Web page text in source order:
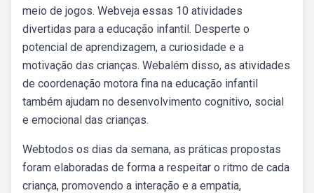
meio de jogos. Webveja essas 10 atividades
divertidas para a educação infantil. Desperte o
potencial de aprendizagem, a curiosidade e a
motivação das crianças. Webalém disso, as atividades
de coordenação motora fina na educação infantil
também ajudam no desenvolvimento cognitivo, social
e emocional das crianças.
Webtodos os dias da semana, as práticas propostas
foram elaboradas de forma a respeitar o ritmo de cada
criança, promovendo a interação e a empatia,